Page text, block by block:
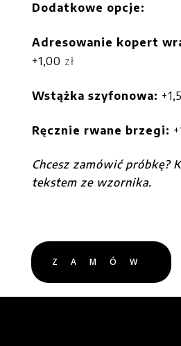
Dodatkowe opcje:
Adresowanie kopert
+1,00 zł
Wstążka szyfonowa:
Ręcznie rwane brzegi:
Chcesz zamówić próbkę?
tekstem ze wzornika.
ZAMÓW